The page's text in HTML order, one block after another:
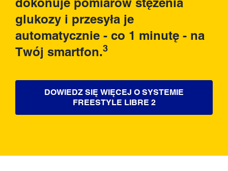
glukozy i przesyła je
automatycznie - co 1 minutę - na
Twój smartfon.3
DOWIEDZ SIĘ WIĘCEJ O SYSTEMIE
FREESTYLE LIBRE 2